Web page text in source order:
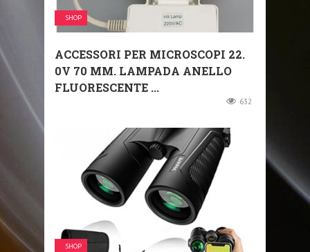
SHOP
ACCESSORI PER MICROSCOPI 22.
0V 70 MM. LAMPADA ANELLO
FLUORESCENTE ...
632
SHOP